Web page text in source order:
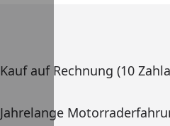
Kauf auf Rechnung (10
Jahrelange